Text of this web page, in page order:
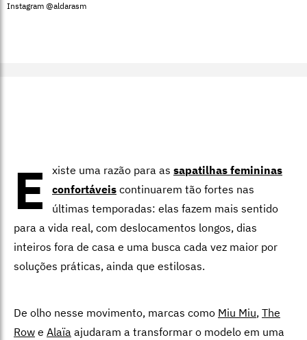
Instagram @aldarasm
E xiste uma razão para as sapatilhas femininas
confortáveis continuarem tão fortes nas
últimas temporadas: elas fazem mais sentido
para a vida real, com deslocamentos longos, dias
inteiros fora de casa e uma busca cada vez maior por
soluções práticas, ainda que estilosas.
De olho nesse movimento, marcas como Miu Miu, The
Row e Alaïa ajudaram a transformar o modelo em uma